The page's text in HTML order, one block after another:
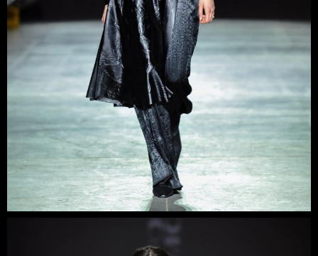
заслужено вважаються одним із найвідоміших
дизайнерів України. Творчий стиль тандему
побудований на контрастах. ДНК бренду включає в
себе і інтелектуальність, і лаконічність, і іронічне
ставлення, а також унікальні силуети та художні
принти. Дизайнери працюють з контрастами кольорів
і тонів, також намагаються поєднувати класику, що
поза часом, з ризикованими сучасними тенденціями.